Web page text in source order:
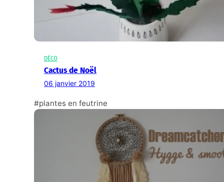
DÉCO
Cactus de Noël
06 janvier 2019
#plantes en feutrine